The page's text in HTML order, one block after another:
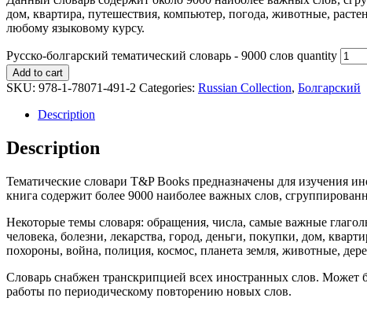
дом, квартира, путешествия, компьютер, погода, животные,
любому языковому курсу.
Русско-болгарский тематический словарь - 9000 слов quantity
Add to cart
SKU: 978-1-78071-491-2 Categories: Russian Collection, Болгарский
Description
Description
Тематические словари T&P Books предназначены для изучения
книга содержит более 9000 наиболее важных слов,
Некоторые темы словаря: обращения, числа, самые важные
человека, болезни, лекарства, город, деньги, покупки, дом,
похороны, война, полиция, космос, планета земля, животные,
Словарь снабжен транскрипцией всех иностранных слов. Может
работы по периодическому повторению новых слов.